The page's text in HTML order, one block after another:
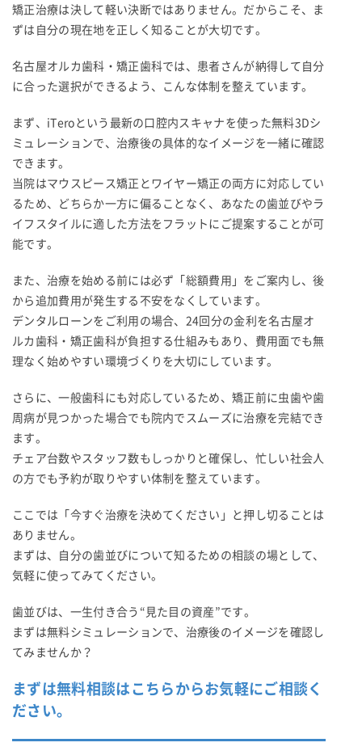
矯正治療は決して軽い決断ではありません。だからこそ、ま
ずは自分の現在地を正しく知ることが大切です。
名古屋オルカ歯科・矯正歯科では、患者さんが納得して自分
に合った選択ができるよう、こんな体制を整えています。
まず、iTeroという最新の口腔内スキャナを使った無料3Dシ
ミュレーションで、治療後の具体的なイメージを一緒に確認
できます。
当院はマウスピース矯正とワイヤー矯正の両方に対応してい
るため、どちらか一方に偏ることなく、あなたの歯並びやラ
イフスタイルに適した方法をフラットにご提案することが可
能です。
また、治療を始める前には必ず「総額費用」をご案内し、後
から追加費用が発生する不安をなくしています。
デンタルローンをご利用の場合、24回分の金利を名古屋オ
ルカ歯科・矯正歯科が負担する仕組みもあり、費用面でも無
理なく始めやすい環境づくりを大切にしています。
さらに、一般歯科にも対応しているため、矯正前に虫歯や歯
周病が見つかった場合でも院内でスムーズに治療を完結でき
ます。
チェア台数やスタッフ数もしっかりと確保し、忙しい社会人
の方でも予約が取りやすい体制を整えています。
ここでは「今すぐ治療を決めてください」と押し切ることは
ありません。
まずは、自分の歯並びについて知るための相談の場として、
気軽に使ってみてください。
歯並びは、一生付き合う“見た目の資産”です。
まずは無料シミュレーションで、治療後のイメージを確認し
てみませんか？
まずは無料相談はこちらからお気軽にご相談く
ださい。